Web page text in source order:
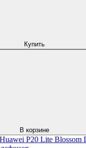
Купить
В корзине